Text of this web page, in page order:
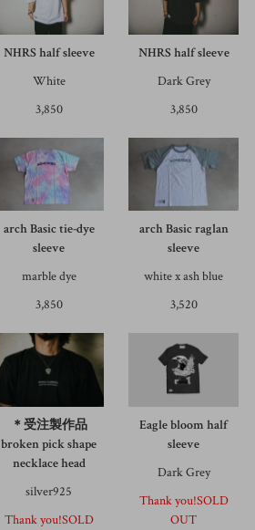
NHRS half sleeve
White
3,850
NHRS half sleeve
Dark Grey
3,850
arch Basic tie-dye
sleeve
marble dye
3,850
arch Basic raglan
sleeve
white x ash blue
3,520
＊受注製作品
broken pick shape
necklace head
silver925
Thank you!SOLD
Eagle bloom half
sleeve
Dark Grey
Thank you!SOLD
OUT